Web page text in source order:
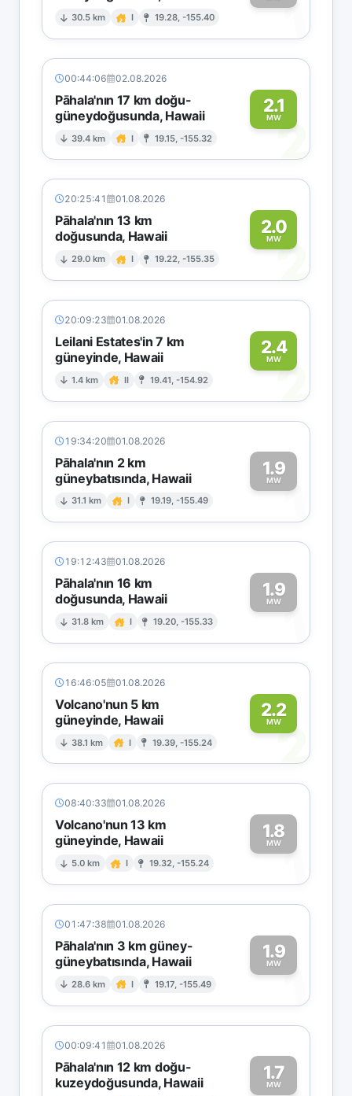
30.5 km I 19.28, -155.40 1
00:44:06 02.08.2026
Pāhala'nın 17 km doğu-
güneydoğusunda, Hawaii
39.4 km I 19.15, -155.32
2.1
MW2
20:25:41 01.08.2026
Pāhala'nın 13 km
doğusunda, Hawaii
29.0 km I 19.22, -155.35
2.0
MW2
20:09:23 01.08.2026
Leilani Estates'in 7 km
güneyinde, Hawaii
1.4 km II 19.41, -154.92
2.4
MW
2
19:34:20 01.08.2026
Pāhala'nın 2 km
güneybatısında, Hawaii
31.1 km I 19.19, -155.49
1.9
MW1
19:12:43 01.08.2026
Pāhala'nın 16 km
doğusunda, Hawaii
31.8 km I 19.20, -155.33
1.9
MW1
16:46:05 01.08.2026
Volcano'nun 5 km
güneyinde, Hawaii
38.1 km I 19.39, -155.24
2.2
MW2
08:40:33 01.08.2026
Volcano'nun 13 km
güneyinde, Hawaii
5.0 km I 19.32, -155.24
1.8
MW1
01:47:38 01.08.2026
Pāhala'nın 3 km güney-
güneybatısında, Hawaii
28.6 km I 19.17, -155.49
1.9
MW1
00:09:41 01.08.2026
Pāhala'nın 12 km doğu-
kuzeydoğusunda, Hawaii
1.7
MW